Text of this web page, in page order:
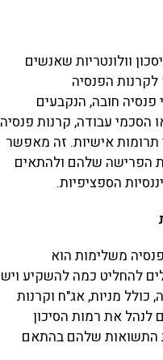
וולונטריות שאנשים
לקרנות הפנסיה
חובה, הנקבעים
הסכמי עבודה, קרנות פנסיה
תרומות אישיות. זה מאפשר
הפרישה שלהם ולהתאים
הספציפיות.
משלימות הוא
להחליט כמה להשקיע ויש
מניות, אג"ח וקרנות
לנהל את רמות הסיכון
התשואות שלהם בהתאם